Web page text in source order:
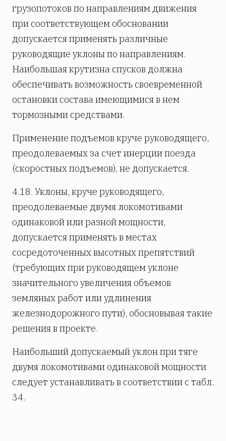
грузопотоков по направлениям движения
при соответствующем обосновании
допускается применять различные
руководящие уклоны по направлениям.
Наибольшая крутизна спусков должна
обеспечивать возможность своевременной
остановки состава имеющимися в нем
тормозными средствами.
Применение подъемов круче руководящего,
преодолеваемых за счет инерции поезда
(скоростных подъемов), не допускается.
4.18. Уклоны, круче руководящего,
преодолеваемые двумя локомотивами
одинаковой или разной мощности,
допускается применять в местах
сосредоточенных высотных препятствий
(требующих при руководящем уклоне
значительного увеличения объемов
земляных работ или удлинения
железнодорожного пути), обосновывая такие
решения в проекте.
Наибольший допускаемый уклон при тяге
двумя локомотивами одинаковой мощности
следует устанавливать в соответствии с табл.
34.